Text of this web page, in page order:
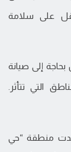
على سلامة
إلى صيانة
التي تتأثر.
منطقة “حي